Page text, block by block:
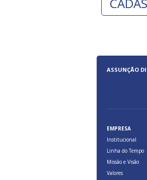
ASSUNÇÃO
EMPRESA
Institucional
Linha do Tempo
Missão e Visão
Valores